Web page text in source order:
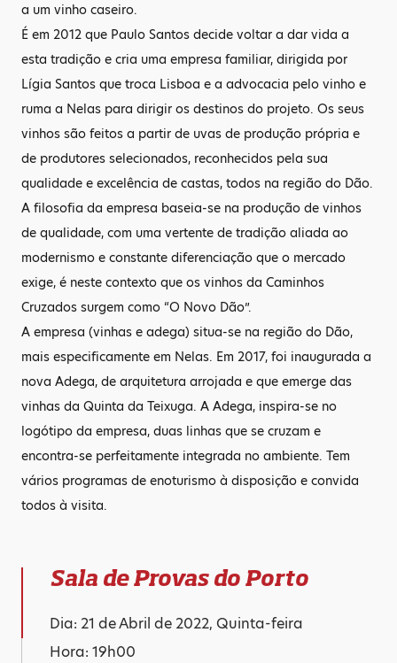
a um vinho caseiro.
É em 2012 que Paulo Santos decide voltar a dar vida a
esta tradição e cria uma empresa familiar, dirigida por
Lígia Santos que troca Lisboa e a advocacia pelo vinho e
ruma a Nelas para dirigir os destinos do projeto. Os seus
vinhos são feitos a partir de uvas de produção própria e
de produtores selecionados, reconhecidos pela sua
qualidade e excelência de castas, todos na região do Dão.
A filosofia da empresa baseia-se na produção de vinhos
de qualidade, com uma vertente de tradição aliada ao
modernismo e constante diferenciação que o mercado
exige, é neste contexto que os vinhos da Caminhos
Cruzados surgem como “O Novo Dão”.
A empresa (vinhas e adega) situa-se na região do Dão,
mais especificamente em Nelas. Em 2017, foi inaugurada a
nova Adega, de arquitetura arrojada e que emerge das
vinhas da Quinta da Teixuga. A Adega, inspira-se no
logótipo da empresa, duas linhas que se cruzam e
encontra-se perfeitamente integrada no ambiente. Tem
vários programas de enoturismo à disposição e convida
todos à visita.
Sala de Provas do Porto
Dia: 21 de Abril de 2022, Quinta-feira
Hora: 19h00